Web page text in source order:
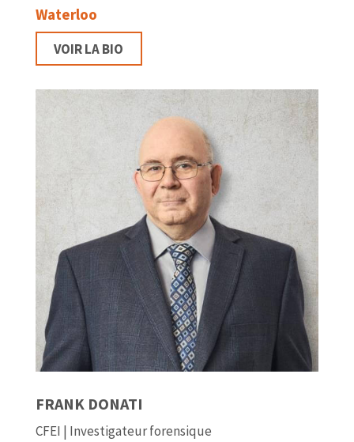
Waterloo
VOIR LA BIO
FRANK DONATI
CFEI | Investigateur forensique